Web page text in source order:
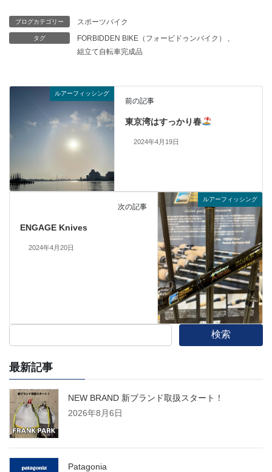
ブログカテゴリー スポーツバイク
タグ FORBIDDEN BIKE（フォービドゥンバイク）
組立て自転車完成品
ルアーフィッシング
前の記事
東京湾はすっかり春
2024年4月19日
ルアーフィッシング
次の記事
ENGAGE Knives
2024年4月20日
検索
最新記事
NEW BRAND 新ブランド取扱スタート！
2026年8月6日
Patagonia